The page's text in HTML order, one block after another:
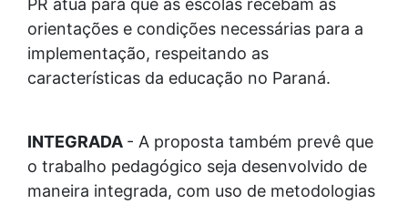
orientações e condições necessárias para a
implementação, respeitando as
características da educação no Paraná.
INTEGRADA - A proposta também prevê que
o trabalho pedagógico seja desenvolvido de
maneira integrada, com uso de metodologias